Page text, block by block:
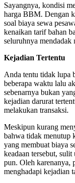
Sayangnya, kondisi
harga BBM. Dengan
soal biaya sewa
kenaikan tarif bahan
seluruhnya mendadak
Kejadian Tertentu
Anda tentu tidak lupa
beberapa waktu lalu
sebenarnya bukan
kejadian darurat
melakukan transaksi.
Meskipun kurang
bahwa tidak menutup
yang membuat biaya
keadaan tersebut,
pun. Oleh karenanya,
menghadapi kejadian